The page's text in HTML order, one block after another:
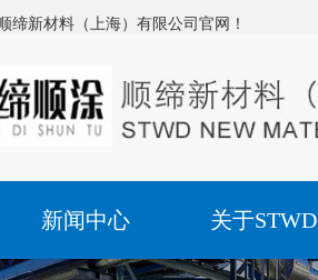
缔新材料（上海）有限公司官网！
新闻中心 关于STWD